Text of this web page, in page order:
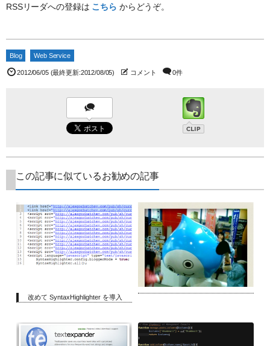
RSSリーダへの登録は こちら からどうぞ。
Blog Web Service
2012/06/05(最終更新:2012/08/05) コメント 0件
この記事に似ているお勧めの記事
改めて SyntaxHighlighter を導入